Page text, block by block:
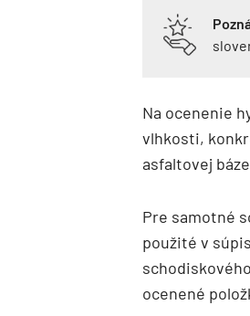
Na ocenenie
vlhkosti,
asfaltovej
Pre samotné
použité v
ocenené